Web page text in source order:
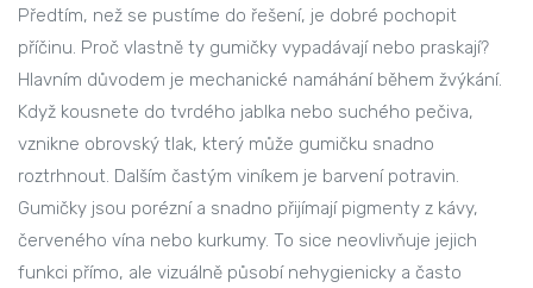
Předtím, než se pustíme do řešení, je dobré pochopit
příčinu. Proč vlastně ty gumičky vypadávají nebo praskají?
Hlavním důvodem je mechanické namáhání během žvýkání.
Když kousnete do tvrdého jablka nebo suchého pečiva,
vznikne obrovský tlak, který může gumičku snadno
roztrhnout. Dalším častým viníkem je barvení potravin.
Gumičky jsou porézní a snadno přijímají pigmenty z kávy,
červeného vína nebo kurkumy. To sice neovlivňuje jejich
funkci přímo, ale vizuálně působí nehygienicky a často